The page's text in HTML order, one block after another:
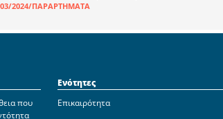
2024/ΠΑΡΑΡΤΗΜΑΤΑ
που
Ενότητες
Επικαιρότητα